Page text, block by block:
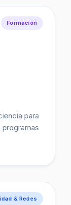
Formación
para
& Redes